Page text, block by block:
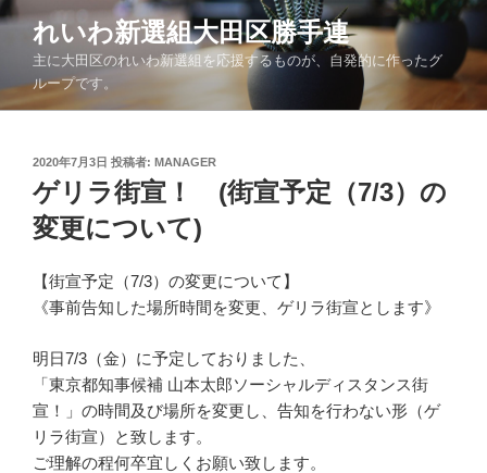
コ
ン
ツ
れいわ新選組大田区勝手連
主に大田区のれいわ新選組を応援するものが、自発的に作ったグ
ループです。
投
稿
日:
2020年7月3日 投稿者: MANAGER
ゲリラ街宣！ (街宣予定（7/3）の
変更について)
【街宣予定（7/3）の変更について】
《事前告知した場所時間を変更、ゲリラ街宣とします》
明日7/3（金）に予定しておりました、
「東京都知事候補 山本太郎ソーシャルディスタンス街
宣！」の時間及び場所を変更し、告知を行わない形（ゲ
リラ街宣）と致します。
ご理解の程何卒宜しくお願い致します。